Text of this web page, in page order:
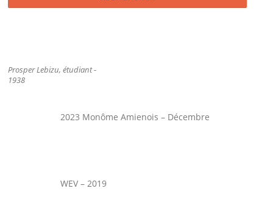
Prosper Lebizu, étudiant -
1938
2023 Monôme Amienois – Décembre
WEV – 2019